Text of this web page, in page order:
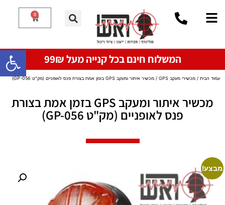
פתח
0
המשלוח חינם בכל קנייה מעל 99₪
עמוד הבית / מכשירי מעקב GPS / ​מכשיר איתור ומעקב GPS בזמן אמת בצורת פנס לאופניים (מק"ט GP-056)
​מכשיר איתור ומעקב GPS בזמן אמת בצורת
פנס לאופניים (מק"ט GP-056)
מבצע!